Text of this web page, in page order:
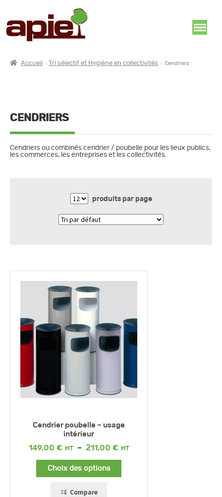
Accueil Tri sélectif et Hygiène en collectivités Cendriers
CENDRIERS
Cendriers ou combinés cendrier / poubelle pour les lieux publics,
les commerces, les entreprises et les collectivités.
produits par page
Cendrier poubelle – usage
intérieur
149,00 € – 211,00 €
Plage
Choix des options
Compare